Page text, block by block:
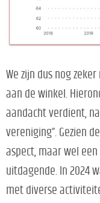
We zijn dus nog
aan de winkel.
aandacht verdient,
vereniging”. Gezien
aspect, maar wel
uitdagende. In 2024
met diverse